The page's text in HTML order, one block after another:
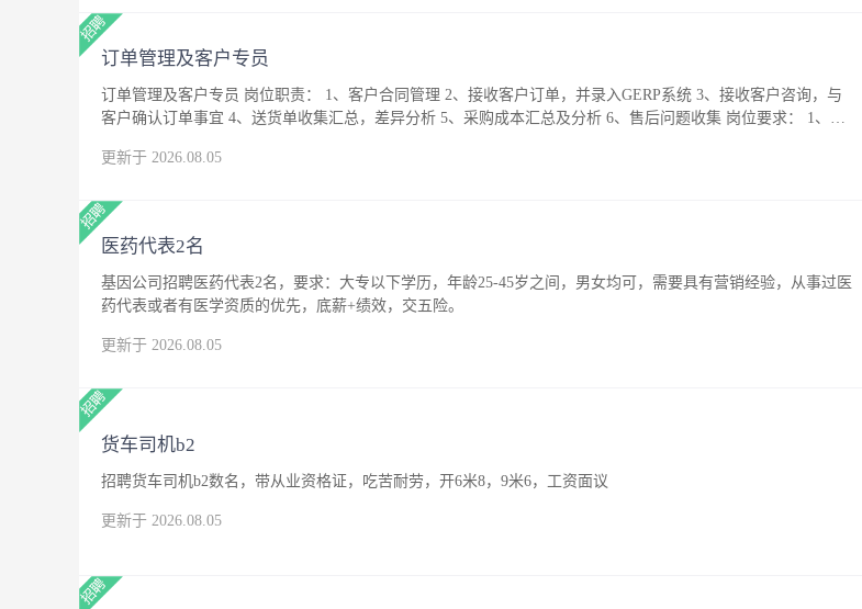
订单管理及客户专员
订单管理及客户专员 岗位职责： 1、客户合同管理 2、接收客户订单，并录入GERP系统 3、接收客户咨询，与
客户确认订单事宜 4、送货单收集汇总，差异分析 5、采购成本汇总及分析 6、售后问题收集 岗位要求： 1、高
优先 工作地点：成都市郫都区 工作时间：9:00~18:00,月休4天，法定假日正常休息 工资薪金：3000~5000，提供
更新于 2026.08.05
医药代表2名
基因公司招聘医药代表2名，要求：大专以下学历，年龄25-45岁之间，男女均可，需要具有营销经验，从事过医
药代表或者有医学资质的优先，底薪+绩效，交五险。
更新于 2026.08.05
货车司机b2
招聘货车司机b2数名，带从业资格证，吃苦耐劳，开6米8，9米6，工资面议
更新于 2026.08.05